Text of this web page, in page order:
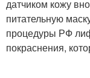
датчиком кожу
питательную
процедуры РФ
покраснения,